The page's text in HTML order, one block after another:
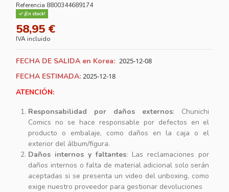
Referencia 8800344689174
¡En stock!
58,95 €
IVA incluido
FECHA DE SALIDA en Korea: 2025-12-08
FECHA ESTIMADA:2025-12-18
ATENCIÓN:
Responsabilidad por daños externos: Chunichi
Comics no se hace responsable por defectos en el
producto o embalaje, como daños en la caja o el
exterior del álbum/figura.
Daños internos y faltantes: Las reclamaciones por
daños internos o falta de material adicional solo serán
aceptadas si se presenta un video del unboxing, como
exige nuestro proveedor para gestionar devoluciones